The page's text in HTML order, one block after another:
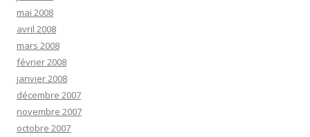
mai 2008
avril 2008
mars 2008
février 2008
janvier 2008
décembre 2007
novembre 2007
octobre 2007